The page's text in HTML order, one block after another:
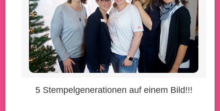
5 Stempelgenerationen auf einem Bild!!!